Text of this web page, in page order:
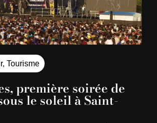
, Tourisme
première soirée de
le soleil à Saint-